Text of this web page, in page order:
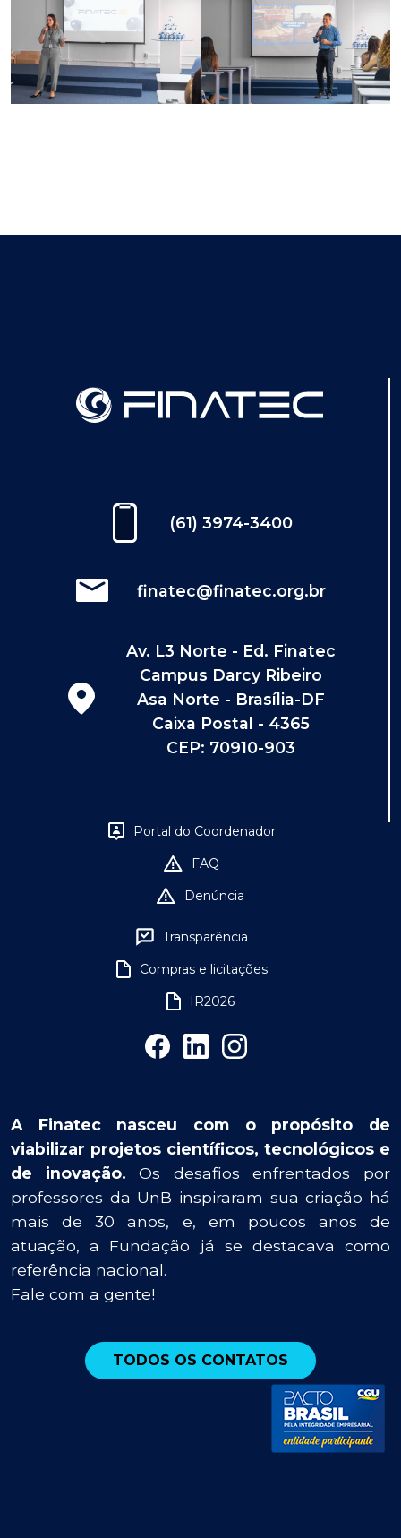
(61) 3974-3400
finatec@finatec.org.br
Av. L3 Norte - Ed. Finatec
Campus Darcy Ribeiro
Asa Norte - Brasília-DF
Caixa Postal - 4365
CEP: 70910-903
Portal do Coordenador
FAQ
Denúncia
Transparência
Compras e licitações
IR2026
A Finatec nasceu com o propósito de
viabilizar projetos científicos, tecnológicos e
de inovação. Os desafios enfrentados por
professores da UnB inspiraram sua criação há
mais de 30 anos, e, em poucos anos de
atuação, a Fundação já se destacava como
referência nacional.
Fale com a gente!
TODOS OS CONTATOS